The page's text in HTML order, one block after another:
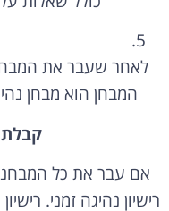
לאחר שעבר את
המבחן הוא מבחן
אם עבר את כל
רישיון נהיגה זמני.
והוא ניתן לחדש